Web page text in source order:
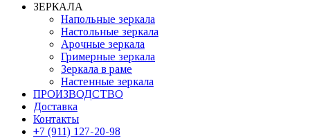
ЗЕРКАЛА
Напольные зеркала
Настольные зеркала
Арочные зеркала
Гримерные зеркала
Зеркала в раме
Настенные зеркала
ПРОИЗВОДСТВО
Доставка
Контакты
+7 (911) 127-20-98